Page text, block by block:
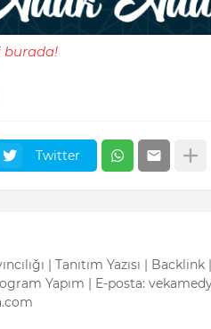
burada!
Twitter
| Tanıtım Yazısı |
Yapım | E-posta: